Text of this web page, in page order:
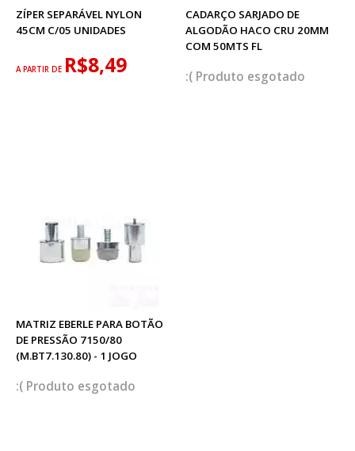
ZÍPER SEPARÁVEL NYLON
45CM C/05 UNIDADES
A PARTIR DE R$8,49
CADARÇO SARJADO DE
ALGODÃO HACO CRU 20MM
COM 50MTS FL
esgotado
MATRIZ EBERLE PARA BOTÃO
DE PRESSÃO 7150/80
(M.BT7.130.80) - 1 JOGO
esgotado